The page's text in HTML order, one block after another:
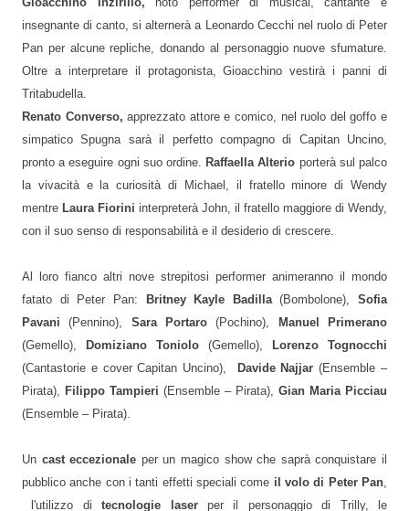
Gioacchino Inzirillo, noto performer di musical, cantante e
insegnante di canto, si alternerà a Leonardo Cecchi nel ruolo di Peter
Pan per alcune repliche, donando al personaggio nuove sfumature.
Oltre a interpretare il protagonista, Gioacchino vestirà i panni di
Tritabudella.
Renato Converso, apprezzato attore e comico, nel ruolo del goffo e
simpatico Spugna sarà il perfetto compagno di Capitan Uncino,
pronto a eseguire ogni suo ordine. Raffaella Alterio porterà sul palco
la vivacità e la curiosità di Michael, il fratello minore di Wendy
mentre Laura Fiorini interpreterà John, il fratello maggiore di Wendy,
con il suo senso di responsabilità e il desiderio di crescere.
Al loro fianco altri nove strepitosi performer animeranno il mondo
fatato di Peter Pan: Britney Kayle Badilla(Bombolone), Sofia
Pavani (Pennino), Sara Portaro (Pochino),
Manuel Primerano
(Gemello),
Domiziano Toniolo (Gemello),
Lorenzo Tognocchi
(Cantastorie e cover Capitan Uncino),
Davide Najjar (Ensemble –
Pirata), Filippo Tampieri (Ensemble – Pirata), Gian Maria Picciau
(Ensemble – Pirata).
Un cast eccezionale per un magico show che saprà conquistare il
pubblico anche con i tanti effetti speciali come il volo di Peter Pan,
l'utilizzo ditecnologie laserper il personaggio di Trilly, le